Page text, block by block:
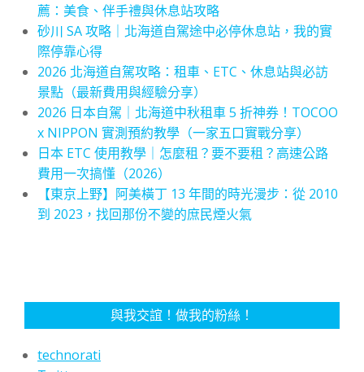
薦：美食、伴手禮與休息站攻略
砂川 SA 攻略｜北海道自駕途中必停休息站，我的實
際停靠心得
2026 北海道自駕攻略：租車、ETC、休息站與必訪
景點（最新費用與經驗分享）
2026 日本自駕｜北海道中秋租車 5 折神券！TOCOO
x NIPPON 實測預約教學（一家五口實戰分享）
日本 ETC 使用教學｜怎麼租？要不要租？高速公路
費用一次搞懂（2026）
【東京上野】阿美橫丁 13 年間的時光漫步：從 2010
到 2023，找回那份不變的庶民煙火氣
與我交誼！做我的粉絲！
technorati